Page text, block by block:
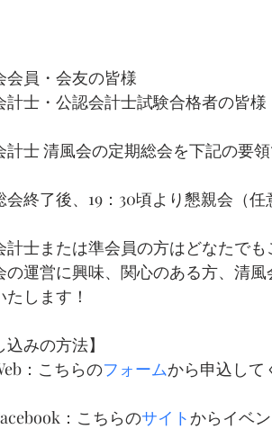
会員・会友の皆様
計士・公認会計士試験合格者の皆様
計士 清風会の定期総会を下記の要
会終了後、19：30頃より懇親会（
計士または準会員の方はどなたで
の運営に興味、関心のある方、清
します！
込みの方法】
：こちらのフォームから申込して
：こちらのサイト からイベ